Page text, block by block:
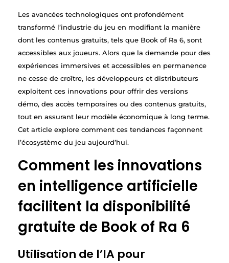
Les avancées technologiques ont profondément
transformé l’industrie du jeu en modifiant la manière
dont les contenus gratuits, tels que Book of Ra 6, sont
accessibles aux joueurs. Alors que la demande pour des
expériences immersives et accessibles en permanence
ne cesse de croître, les développeurs et distributeurs
exploitent ces innovations pour offrir des versions
démo, des accès temporaires ou des contenus gratuits,
tout en assurant leur modèle économique à long terme.
Cet article explore comment ces tendances façonnent
l’écosystème du jeu aujourd’hui.
Comment les innovations
en intelligence artificielle
facilitent la disponibilité
gratuite de Book of Ra 6
Utilisation de l’IA pour